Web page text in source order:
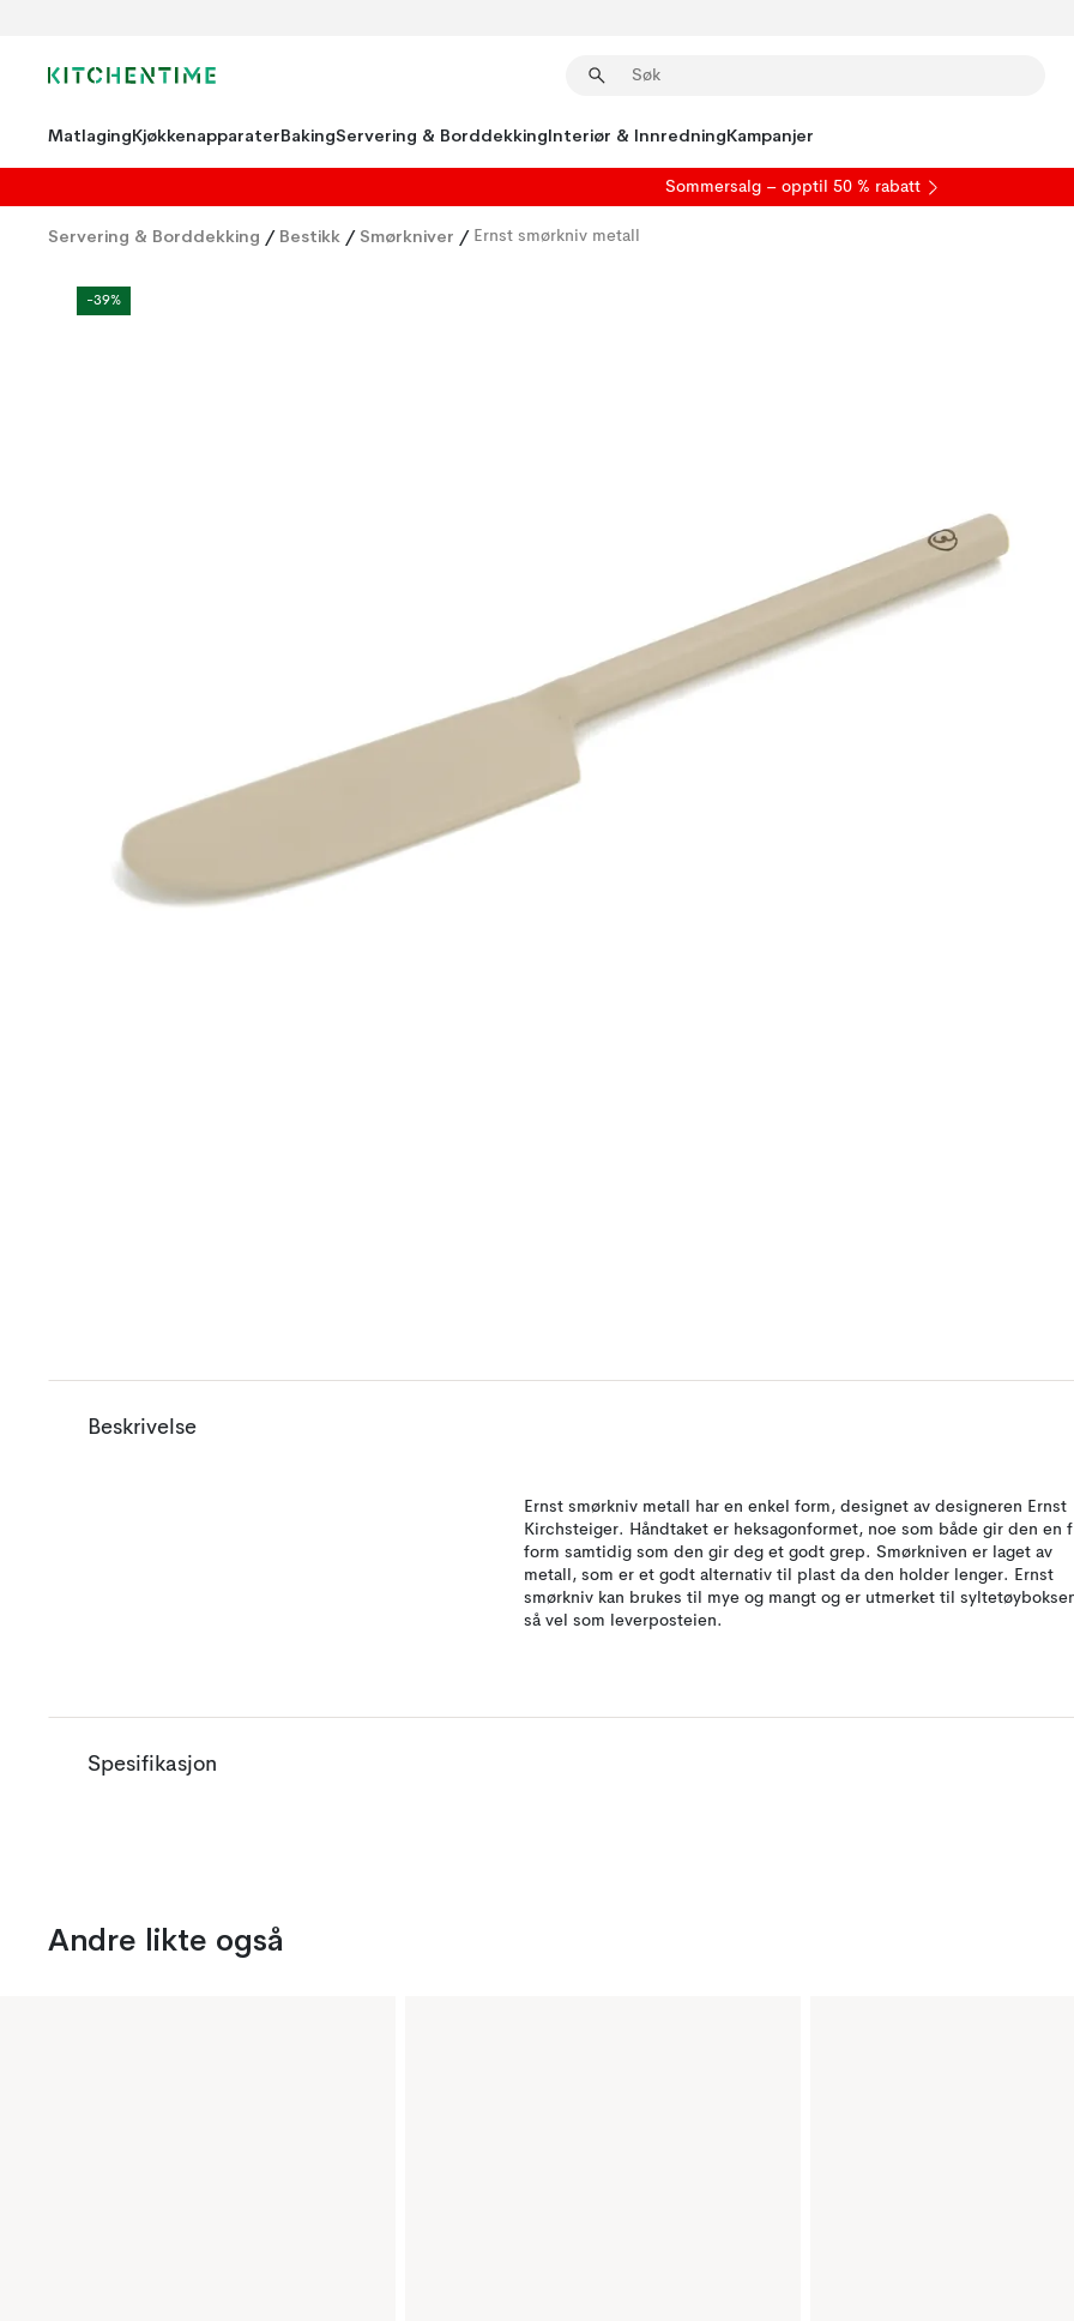
MatlagingKjøkkenapparaterBakingServering & BorddekkingInteriør & InnredningKampanjer
Sommersalg – opptil 50 % rabatt
Servering & Borddekking / Bestikk / Smørkniver / Ernst smørkniv metall
-39%
Beskrivelse
Ernst smørkniv metall har en enkel form, designet av designeren Ernst
Kirchsteiger. Håndtaket er heksagonformet, noe som både gir den en
form samtidig som den gir deg et godt grep. Smørkniven er laget av
metall, som er et godt alternativ til plast da den holder lenger. Ernst
smørkniv kan brukes til mye og mangt og er utmerket til
så vel som leverposteien.
Spesifikasjon
Andre likte også